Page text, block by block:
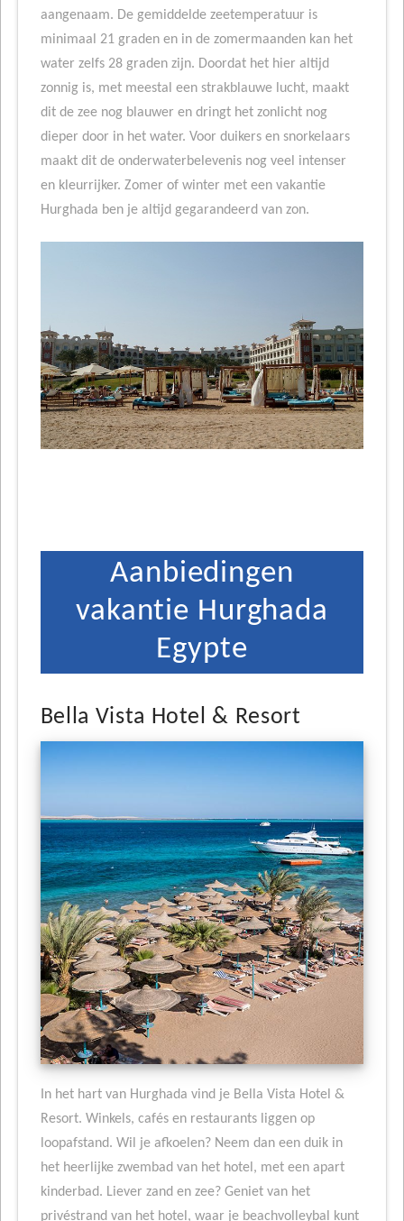
aangenaam. De gemiddelde zeetemperatuur is
minimaal 21 graden en in de zomermaanden kan het
water zelfs 28 graden zijn. Doordat het hier altijd
zonnig is, met meestal een strakblauwe lucht, maakt
dit de zee nog blauwer en dringt het zonlicht nog
dieper door in het water. Voor duikers en snorkelaars
maakt dit de onderwaterbelevenis nog veel intenser
en kleurrijker. Zomer of winter met een vakantie
Hurghada ben je altijd gegarandeerd van zon.
Aanbiedingen
vakantie Hurghada
Egypte
Bella Vista Hotel & Resort
In het hart van Hurghada vind je Bella Vista Hotel &
Resort. Winkels, cafés en restaurants liggen op
loopafstand. Wil je afkoelen? Neem dan een duik in
het heerlijke zwembad van het hotel, met een apart
kinderbad. Liever zand en zee? Geniet van het
privéstrand van het hotel, waar je beachvolleybal kunt